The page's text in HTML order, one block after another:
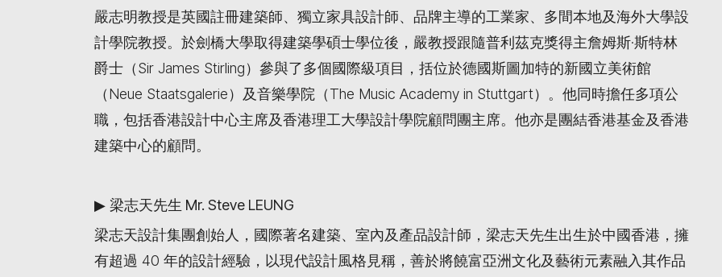
嚴志明教授是英國註冊建築師、獨立家具設計師、品牌主導的工業家、多間本地及海外大學設
計學院教授。於劍橋大學取得建築學碩士學位後，嚴教授跟隨普利茲克獎得主詹姆斯·斯特林
爵士（Sir James Stirling）參與了多個國際級項目，括位於德國斯圖加特的新國立美術館
（Neue Staatsgalerie）及音樂學院（The Music Academy in Stuttgart）。他同時擔任多項公
職，包括香港設計中心主席及香港理工大學設計學院顧問團主席。他亦是團結香港基金及香港
建築中心的顧問。
▶ 梁志天先生 Mr. Steve LEUNG
梁志天設計集團創始人，國際著名建築、室內及產品設計師，梁志天先生出生於中國香港，擁
有超過 40 年的設計經驗，以現代設計風格見稱，善於將饒富亞洲文化及藝術元素融入其作品